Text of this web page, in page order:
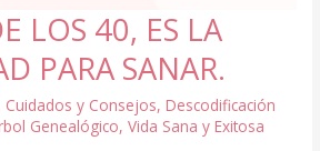
LOS 40, ES LA
PARA SANAR.
Cuidados y Consejos, Descodificación
Genealógico,Vida Sana y Exitosa